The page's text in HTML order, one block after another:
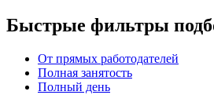
Быстрые фильтры
От прямых работодателей
Полная занятость
Полный день